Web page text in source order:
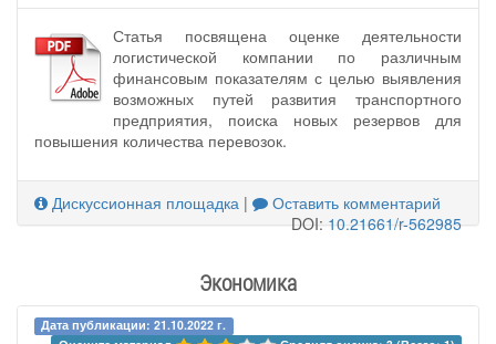
Статья посвящена оценке деятельности
логистической компании по различным
финансовым показателям с целью выявления
возможных путей развития транспортного
предприятия, поиска новых резервов для
повышения количества перевозок.
Дискуссионная площадка |
Оставить комментарий
DOI:10.21661/r-562985
Экономика
Дата публикации: 21.10.2022 г.